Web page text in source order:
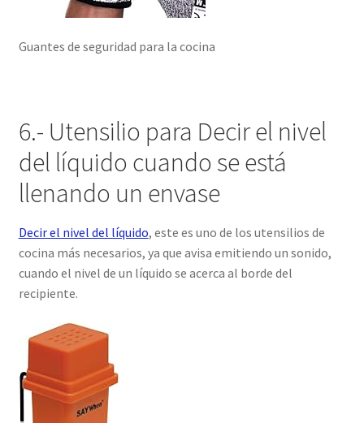
Guantes de seguridad para la cocina
6.- Utensilio para Decir el nivel
del líquido cuando se está
llenando un envase
Decir el nivel del líquido, este es uno de los utensilios de
cocina más necesarios, ya que avisa emitiendo un sonido,
cuando el nivel de un líquido se acerca al borde del
recipiente.